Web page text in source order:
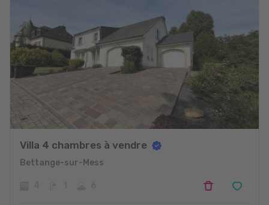
Villa 4 chambres à vendre
Bettange-sur-Mess